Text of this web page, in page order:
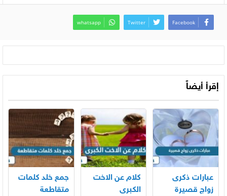
Facebook
Twitter
whatsapp
إقرأ أيضاً
عبارات ذكرى
زواج قصيرة
كلام عن الاخت
الكبرى
جمع خلد كلمات
متقاطعة